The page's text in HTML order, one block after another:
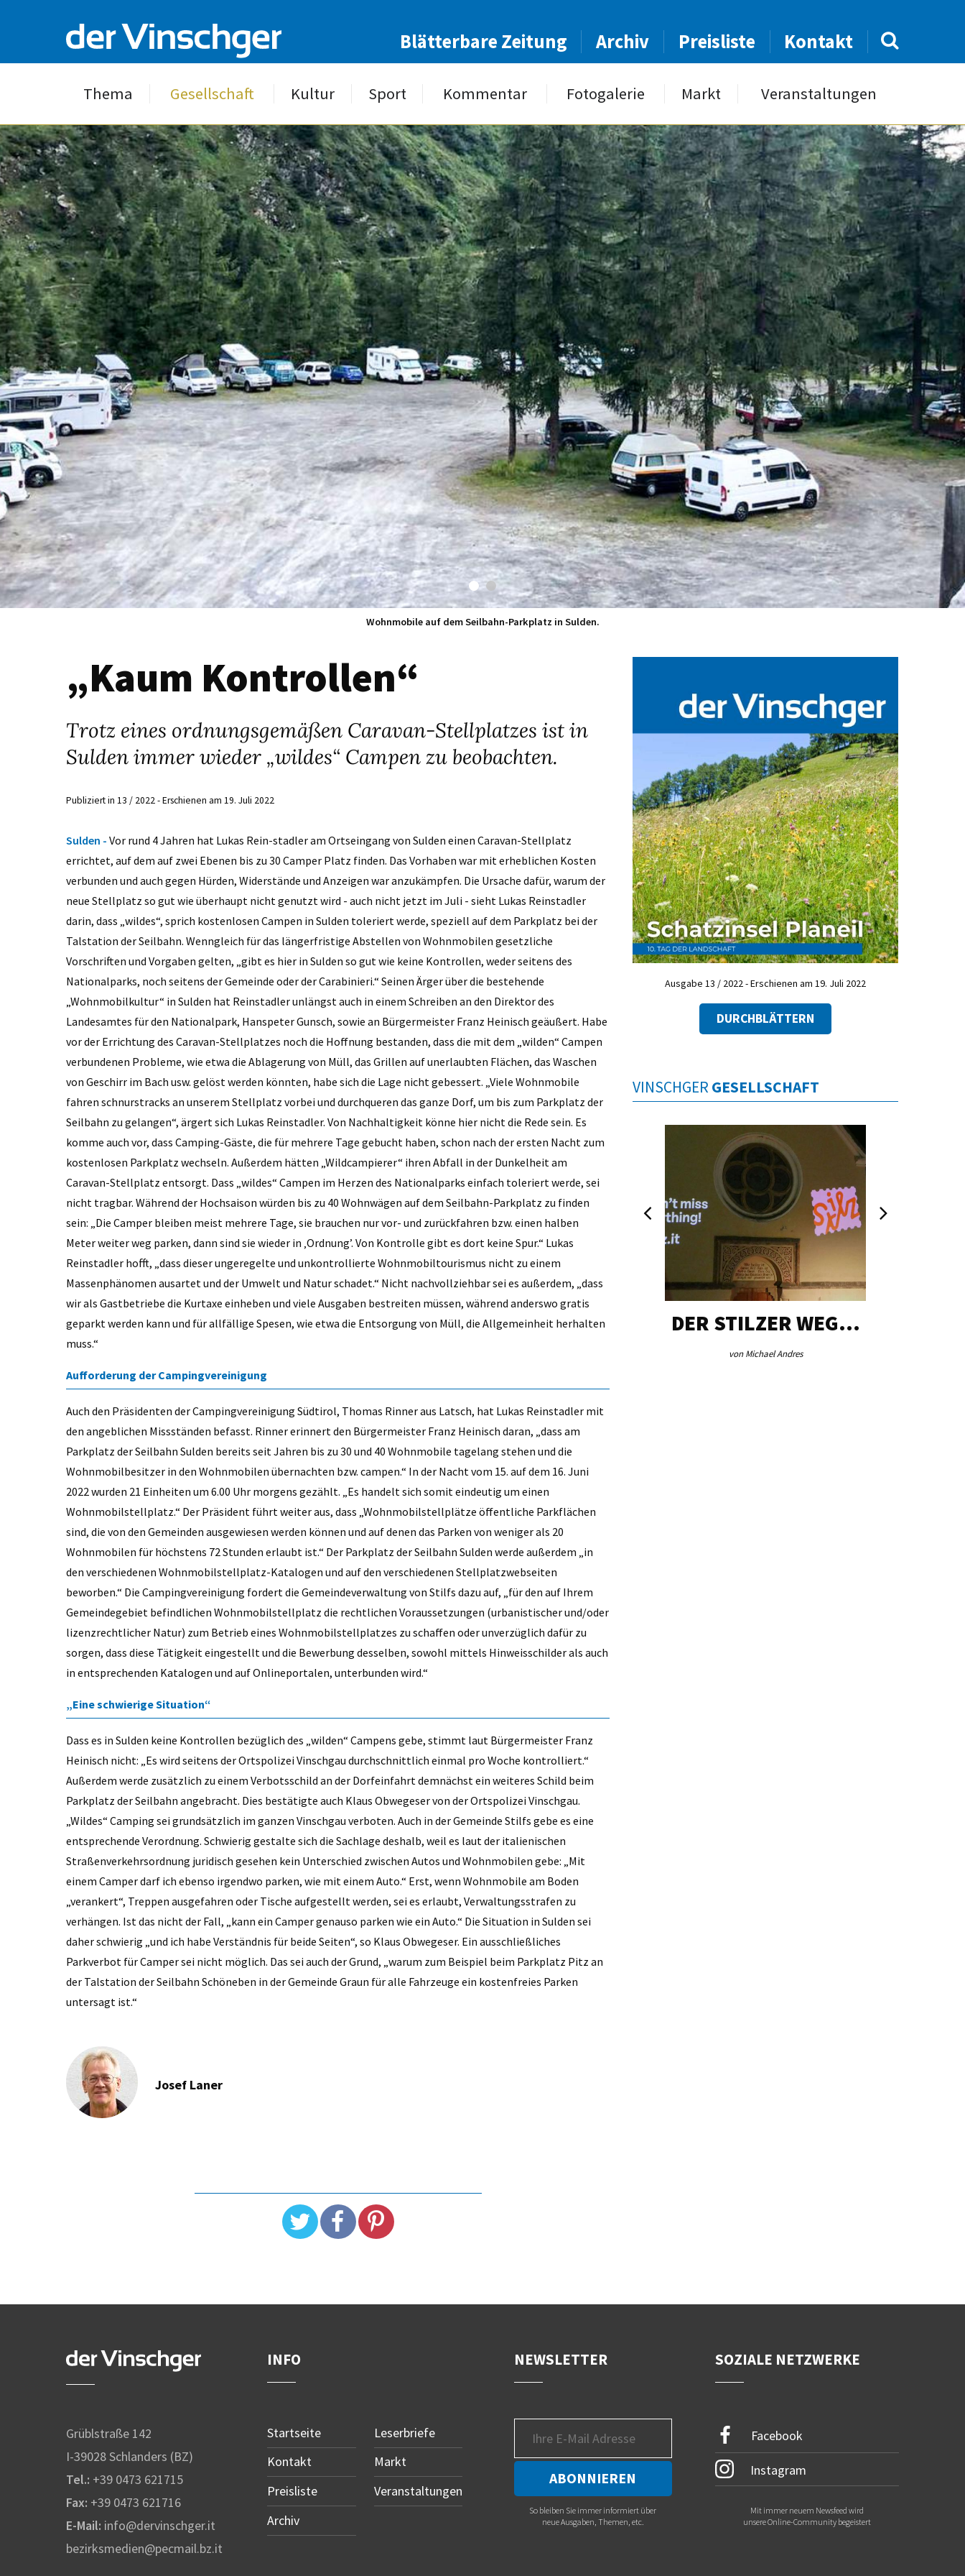
Blätterbare Zeitung Archiv Preisliste Kontakt
Thema Gesellschaft Kultur Sport Kommentar Fotogalerie Markt Veranstaltungen
Wohnmobile auf dem Seilbahn-Parkplatz in Sulden.
„Kaum Kontrollen“
Trotz eines ordnungsgemäßen Caravan-Stellplatzes ist in
Sulden immer wieder „wildes“ Campen zu beobachten.
Publiziert in 13 / 2022 - Erschienen am 19. Juli 2022
Sulden - Vor rund 4 Jahren hat Lukas Rein-stadler am Ortseingang von Sulden einen Caravan-Stellplatz
errichtet, auf dem auf zwei Ebenen bis zu 30 Camper Platz finden. Das Vorhaben war mit erheblichen Kosten
verbunden und auch gegen Hürden, Widerstände und Anzeigen war anzukämpfen. Die Ursache dafür, warum der
neue Stellplatz so gut wie überhaupt nicht genutzt wird - auch nicht jetzt im Juli - sieht Lukas Reinstadler
darin, dass „wildes“, sprich kostenlosen Campen in Sulden toleriert werde, speziell auf dem Parkplatz bei der
Talstation der Seilbahn. Wenngleich für das längerfristige Abstellen von Wohnmobilen gesetzliche
Vorschriften und Vorgaben gelten, „gibt es hier in Sulden so gut wie keine Kontrollen, weder seitens des
Nationalparks, noch seitens der Gemeinde oder der Carabinieri.“ Seinen Ärger über die bestehende
„Wohnmobilkultur“ in Sulden hat Reinstadler unlängst auch in einem Schreiben an den Direktor des
Landesamtes für den Nationalpark, Hanspeter Gunsch, sowie an Bürgermeister Franz Heinisch geäußert. Habe
vor der Errichtung des Caravan-Stellplatzes noch die Hoffnung bestanden, dass die mit dem „wilden“ Campen
verbundenen Probleme, wie etwa die Ablagerung von Müll, das Grillen auf unerlaubten Flächen, das Waschen
von Geschirr im Bach usw. gelöst werden könnten, habe sich die Lage nicht gebessert. „Viele Wohnmobile
fahren schnurstracks an unserem Stellplatz vorbei und durchqueren das ganze Dorf, um bis zum Parkplatz der
Seilbahn zu gelangen“, ärgert sich Lukas Reinstadler. Von Nachhaltigkeit könne hier nicht die Rede sein. Es
komme auch vor, dass Camping-Gäste, die für mehrere Tage gebucht haben, schon nach der ersten Nacht zum
kostenlosen Parkplatz wechseln. Außerdem hätten „Wildcampierer“ ihren Abfall in der Dunkelheit am
Caravan-Stellplatz entsorgt. Dass „wildes“ Campen im Herzen des Nationalparks einfach toleriert werde, sei
nicht tragbar. Während der Hochsaison würden bis zu 40 Wohnwägen auf dem Seilbahn-Parkplatz zu finden
sein: „Die Camper bleiben meist mehrere Tage, sie brauchen nur vor- und zurückfahren bzw. einen halben
Meter weiter weg parken, dann sind sie wieder in ‚Ordnung’. Von Kontrolle gibt es dort keine Spur.“ Lukas
Reinstadler hofft, „dass dieser ungeregelte und unkontrollierte Wohnmobiltourismus nicht zu einem
Massenphänomen ausartet und der Umwelt und Natur schadet.“ Nicht nachvollziehbar sei es außerdem, „dass
wir als Gastbetriebe die Kurtaxe einheben und viele Ausgaben bestreiten müssen, während anderswo gratis
geparkt werden kann und für allfällige Spesen, wie etwa die Entsorgung von Müll, die Allgemeinheit herhalten
muss.“
Aufforderung der Campingvereinigung
Auch den Präsidenten der Campingvereinigung Südtirol, Thomas Rinner aus Latsch, hat Lukas Reinstadler mit
den angeblichen Missständen befasst. Rinner erinnert den Bürgermeister Franz Heinisch daran, „dass am
Parkplatz der Seilbahn Sulden bereits seit Jahren bis zu 30 und 40 Wohnmobile tagelang stehen und die
Wohnmobilbesitzer in den Wohnmobilen übernachten bzw. campen.“ In der Nacht vom 15. auf dem 16. Juni
2022 wurden 21 Einheiten um 6.00 Uhr morgens gezählt. „Es handelt sich somit eindeutig um einen
Wohnmobilstellplatz.“ Der Präsident führt weiter aus, dass „Wohnmobilstellplätze öffentliche Parkflächen
sind, die von den Gemeinden ausgewiesen werden können und auf denen das Parken von weniger als 20
Wohnmobilen für höchstens 72 Stunden erlaubt ist.“ Der Parkplatz der Seilbahn Sulden werde außerdem „in
den verschiedenen Wohnmobilstellplatz-Katalogen und auf den verschiedenen Stellplatzwebseiten
beworben.“ Die Campingvereinigung fordert die Gemeindeverwaltung von Stilfs dazu auf, „für den auf Ihrem
Gemeindegebiet befindlichen Wohnmobilstellplatz die rechtlichen Voraussetzungen (urbanistischer und/oder
lizenzrechtlicher Natur) zum Betrieb eines Wohnmobilstellplatzes zu schaffen oder unverzüglich dafür zu
sorgen, dass diese Tätigkeit eingestellt und die Bewerbung desselben, sowohl mittels Hinweisschilder als auch
in entsprechenden Katalogen und auf Onlineportalen, unterbunden wird.“
„Eine schwierige Situation“
Dass es in Sulden keine Kontrollen bezüglich des „wilden“ Campens gebe, stimmt laut Bürgermeister Franz
Heinisch nicht: „Es wird seitens der Ortspolizei Vinschgau durchschnittlich einmal pro Woche kontrolliert.“
Außerdem werde zusätzlich zu einem Verbotsschild an der Dorfeinfahrt demnächst ein weiteres Schild beim
Parkplatz der Seilbahn angebracht. Dies bestätigte auch Klaus Obwegeser von der Ortspolizei Vinschgau.
„Wildes“ Camping sei grundsätzlich im ganzen Vinschgau verboten. Auch in der Gemeinde Stilfs gebe es eine
entsprechende Verordnung. Schwierig gestalte sich die Sachlage deshalb, weil es laut der italienischen
Straßenverkehrsordnung juridisch gesehen kein Unterschied zwischen Autos und Wohnmobilen gebe: „Mit
einem Camper darf ich ebenso irgendwo parken, wie mit einem Auto.“ Erst, wenn Wohnmobile am Boden
„verankert“, Treppen ausgefahren oder Tische aufgestellt werden, sei es erlaubt, Verwaltungsstrafen zu
verhängen. Ist das nicht der Fall, „kann ein Camper genauso parken wie ein Auto.“ Die Situation in Sulden sei
daher schwierig „und ich habe Verständnis für beide Seiten“, so Klaus Obwegeser. Ein ausschließliches
Parkverbot für Camper sei nicht möglich. Das sei auch der Grund, „warum zum Beispiel beim Parkplatz Pitz an
der Talstation der Seilbahn Schöneben in der Gemeinde Graun für alle Fahrzeuge ein kostenfreies Parken
untersagt ist.“
Josef Laner
Ausgabe 13 / 2022 - Erschienen am 19. Juli 2022
DURCHBLÄTTERN
VINSCHGER GESELLSCHAFT
DER STILZER WEG…
von Michael Andres
Grüblstraße 142
I-39028 Schlanders (BZ)
Tel.: +39 0473 621715
Fax: +39 0473 621716
E-Mail: info@dervinschger.it
bezirksmedien@pecmail.bz.it
INFO
Startseite
Kontakt
Preisliste
Archiv
Leserbriefe
Markt
Veranstaltungen
NEWSLETTER
So bleiben Sie immer informiert über
neue Ausgaben, Themen, etc.
SOZIALE NETZWERKE
Facebook
Instagram
Mit immer neuem Newsfeed wird
unsere Online-Community begeistert